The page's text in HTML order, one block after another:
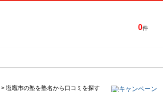
0件
> 塩竈市の塾を塾名から口コミを探す